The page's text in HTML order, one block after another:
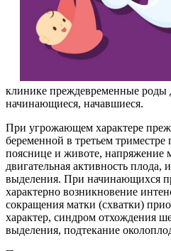
клинике преждевременные роды
начинающиеся, начавшиеся.
При угрожающем характере
беременной в третьем
пояснице и животе, напряжение
двигательная активность плода,
выделения. При начинающихся
характерно возникновение
сокращения матки (схватки)
характер, синдром отхождения
выделения, подтекание